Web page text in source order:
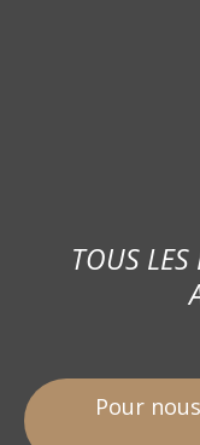
TOUS
Pour